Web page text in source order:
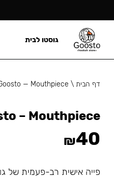
דף הבית\
— Mouthpiece
– Mouthpiece
₪40
פייה אישית רב-פעמית של
גוסטו לבית